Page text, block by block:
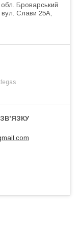
обл. Броварський
вул. Слави 25А,